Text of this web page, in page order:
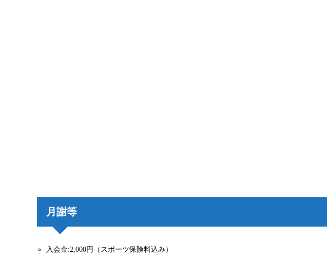
月謝等
入会金:2,000円（スポーツ保険料込み）